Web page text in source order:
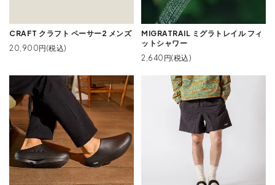
CRAFT クラフト ペーサー2 メンズ
20,900円(税込)
MIGRATRAIL ミグラトレイル フィ
ットシャワー
2,640円(税込)